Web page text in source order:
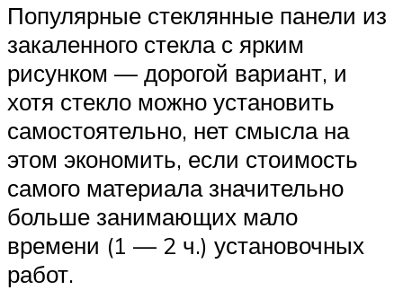
Популярные стеклянные панели из
закаленного стекла с ярким
рисунком — дорогой вариант, и
хотя стекло можно установить
самостоятельно, нет смысла на
этом экономить, если стоимость
самого материала значительно
больше занимающих мало
времени (1 — 2 ч.) установочных
работ.